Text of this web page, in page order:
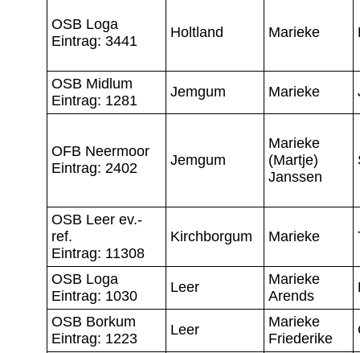
OSB Loga
Eintrag: 3441
Holtland Marieke
OSB Midlum
Eintrag: 1281
Jemgum Marieke
OFB Neermoor
Eintrag: 2402
Jemgum
Marieke
(Martje)
Janssen
OSB Leer ev.-
ref.
Eintrag: 11308
Kirchborgum Marieke
OSB Loga
Eintrag: 1030
Leer
Marieke
Arends
OSB Borkum
Eintrag: 1223
Leer
Marieke
Friederike